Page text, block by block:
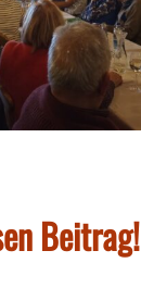
Beitrag!